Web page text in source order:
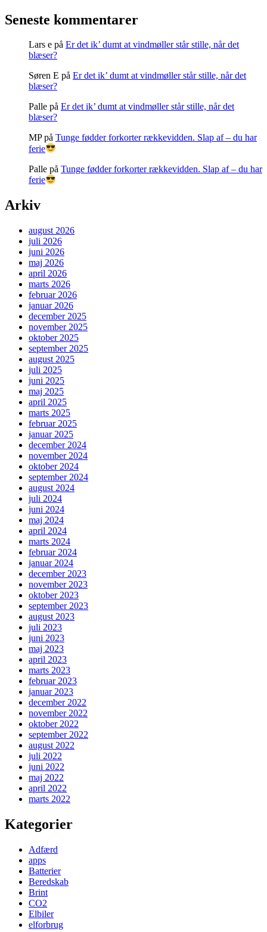
Seneste kommentarer
Lars e på Er det ik’ dumt at vindmøller står stille, når det
blæser?
Søren E på Er det ik’ dumt at vindmøller står stille, når det
blæser?
Palle på Er det ik’ dumt at vindmøller står stille, når det
blæser?
MPpå Tunge fødder forkorter rækkevidden. Slap af – du har
ferie
Palle på Tunge fødder forkorter rækkevidden. Slap af – du har
ferie
Arkiv
august 2026
juli 2026
juni 2026
maj 2026
april 2026
marts 2026
februar 2026
januar 2026
december 2025
november 2025
oktober 2025
september 2025
august 2025
juli 2025
juni 2025
maj 2025
april 2025
marts 2025
februar 2025
januar 2025
december 2024
november 2024
oktober 2024
september 2024
august 2024
juli 2024
juni 2024
maj 2024
april 2024
marts 2024
februar 2024
januar 2024
december 2023
november 2023
oktober 2023
september 2023
august 2023
juli 2023
juni 2023
maj 2023
april 2023
marts 2023
februar 2023
januar 2023
december 2022
november 2022
oktober 2022
september 2022
august 2022
juli 2022
juni 2022
maj 2022
april 2022
marts 2022
Kategorier
Adfærd
apps
Batterier
Beredskab
Brint
CO2
Elbiler
elforbrug